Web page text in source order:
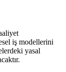
iş modellerini
yasal